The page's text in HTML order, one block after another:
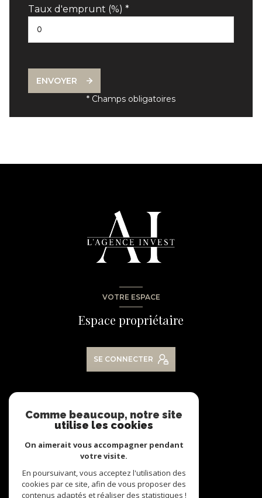
Taux d'emprunt (%) *
ENVOYER
* Champs obligatoires
VOTRE ESPACE
Espace propriétaire
SE CONNECTER
Nous suivre
Comme beaucoup, notre site
utilise les cookies
On aimerait vous accompagner pendant
votre visite.
En poursuivant, vous acceptez l'utilisation des
cookies par ce site, afin de vous proposer des
contenus adaptés et réaliser des statistiques !